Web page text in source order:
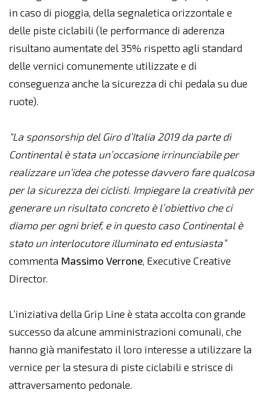
in caso di pioggia, della segnaletica orizzontale e
delle piste ciclabili (le performance di aderenza
risultano aumentate del 35% rispetto agli standard
delle vernici comunemente utilizzate e di
conseguenza anche la sicurezza di chi pedala su due
ruote).
“La sponsorship del Giro d’Italia 2019 da parte di
Continental è stata un’occasione irrinunciabile per
realizzare un’idea che potesse davvero fare qualcosa
per la sicurezza dei ciclisti. Impiegare la creatività per
generare un risultato concreto è l’obiettivo che ci
diamo per ogni brief, e in questo caso Continental è
stato un interlocutore illuminato ed entusiasta”
commenta Massimo Verrone, Executive Creative
Director.
L’iniziativa della Grip Line è stata accolta con grande
successo da alcune amministrazioni comunali, che
hanno già manifestato il loro interesse a utilizzare la
vernice per la stesura di piste ciclabili e strisce di
attraversamento pedonale.